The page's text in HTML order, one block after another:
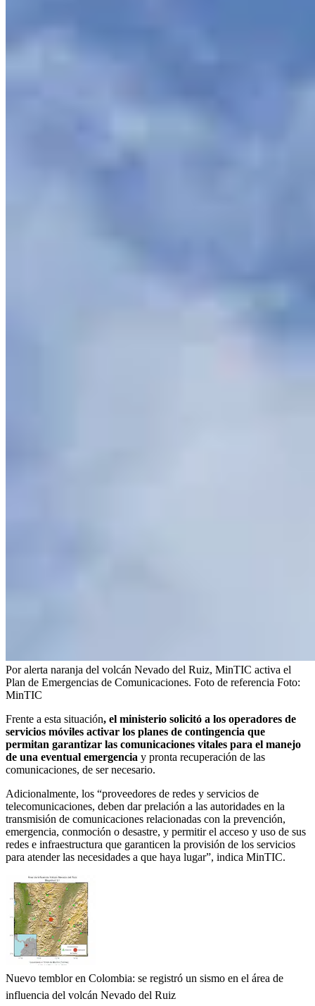
Por alerta naranja del volcán Nevado del Ruiz, MinTIC activa el
Plan de Emergencias de Comunicaciones. Foto de referencia Foto:
MinTIC
Frente a esta situación, el ministerio solicitó a los operadores de
servicios móviles activar los planes de contingencia que
permitan garantizar las comunicaciones vitales para el manejo
de una eventual emergencia y pronta recuperación de las
comunicaciones, de ser necesario.
Adicionalmente, los “proveedores de redes y servicios de
telecomunicaciones, deben dar prelación a las autoridades en la
transmisión de comunicaciones relacionadas con la prevención,
emergencia, conmoción o desastre, y permitir el acceso y uso de sus
redes e infraestructura que garanticen la provisión de los servicios
para atender las necesidades a que haya lugar”, indica MinTIC.
Nuevo temblor en Colombia: se registró un sismo en el área de
influencia del volcán Nevado del Ruiz